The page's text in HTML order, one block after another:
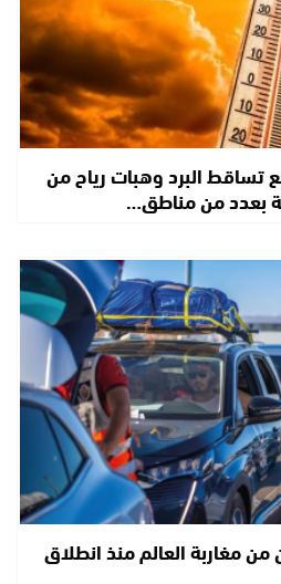
تساقط البرد وهبات رياح من
بعدد من مناطق…
من 2,7 مليون من مغاربة العالم منذ انطلاق